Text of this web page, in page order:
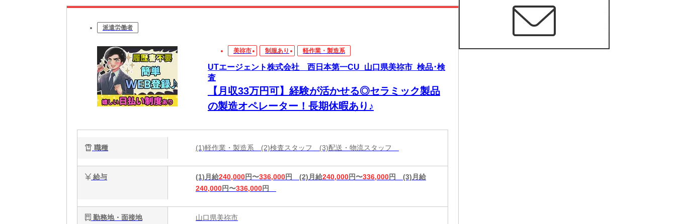
派遣労働者
美祢市 制服あり 軽作業・製造系
UTエージェント株式会社 西日本第一CU_山口県美祢市_検品･検
査
【月収33万円可】経験が活かせる◎セラミック製品
の製造オペレーター！長期休暇あり♪
職種 (1)軽作業・製造系 (2)検査スタッフ (3)配送・物流スタッフ
給与 (1)月給240,000円〜336,000円 (2)月給240,000円〜336,000円
(3)月給
240,000円〜336,000円
勤務地・面接地
山口県美祢市